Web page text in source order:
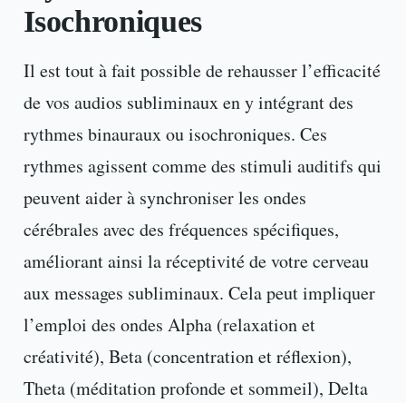
Isochroniques
Il est tout à fait possible de rehausser l’efficacité
de vos audios subliminaux en y intégrant des
rythmes binauraux ou isochroniques. Ces
rythmes agissent comme des stimuli auditifs qui
peuvent aider à synchroniser les ondes
cérébrales avec des fréquences spécifiques,
améliorant ainsi la réceptivité de votre cerveau
aux messages subliminaux. Cela peut impliquer
l’emploi des ondes Alpha (relaxation et
créativité), Beta (concentration et réflexion),
Theta (méditation profonde et sommeil), Delta